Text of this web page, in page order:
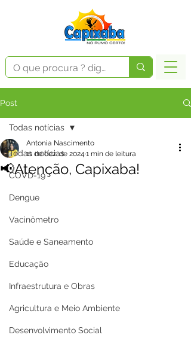
Post
Todas notícias
COVD-19
Dengue
Vacinômetro
Saúde e Saneamento
Educação
Infraestrutura e Obras
Agricultura e Meio Ambiente
Desenvolvimento Social
Todas notícias
📢Atenção, Capixaba!
Antonia Nascimento
11 de dez. de 2024 1 min de leitura